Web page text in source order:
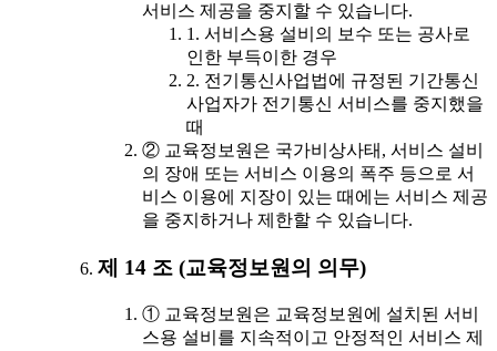
서비스 제공을 중지할 수 있습니다.
1. 서비스용 설비의 보수 또는 공사로
인한 부득이한 경우
2. 전기통신사업법에 규정된 기간통신
사업자가 전기통신 서비스를 중지했을
때
② 교육정보원은 국가비상사태, 서비스 설비
의 장애 또는 서비스 이용의 폭주 등으로 서
비스 이용에 지장이 있는 때에는 서비스 제공
을 중지하거나 제한할 수 있습니다.
제 14 조 (교육정보원의 의무)
① 교육정보원은 교육정보원에 설치된 서비
스용 설비를 지속적이고 안정적인 서비스 제